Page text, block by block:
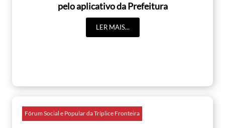
pelo aplicativo da Prefeitura
LER MAIS...
Fórum Social e Popular da Tríplice Fronteira